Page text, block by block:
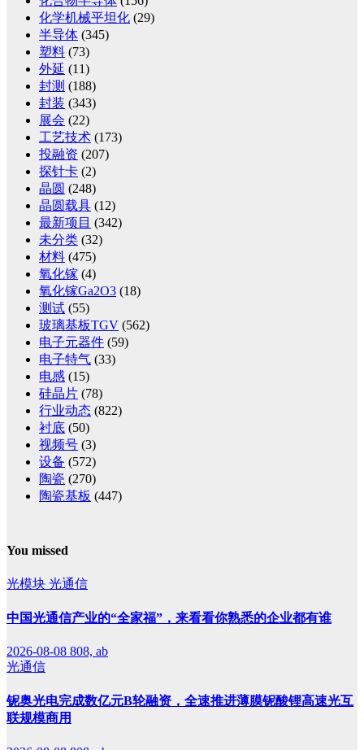
化学机械平坦化 (29)
半导体 (345)
塑料 (73)
外延 (11)
封测 (188)
封装 (343)
展会 (22)
工艺技术 (173)
投融资 (207)
探针卡 (2)
晶圆 (248)
晶圆载具 (12)
最新项目 (342)
未分类 (32)
材料 (475)
氧化镓 (4)
氧化镓Ga2O3 (18)
测试 (55)
玻璃基板TGV (562)
电子元器件 (59)
电子特气 (33)
电感 (15)
硅晶片 (78)
行业动态 (822)
衬底 (50)
视频号 (3)
设备 (572)
陶瓷 (270)
陶瓷基板 (447)
You missed
光模块 光通信
中国光通信产业的“全家福”，来看看你熟悉的企业都有谁
2026-08-08 808, ab
光通信
铌奥光电完成数亿元B轮融资，全速推进薄膜铌酸锂高速光互
联规模商用